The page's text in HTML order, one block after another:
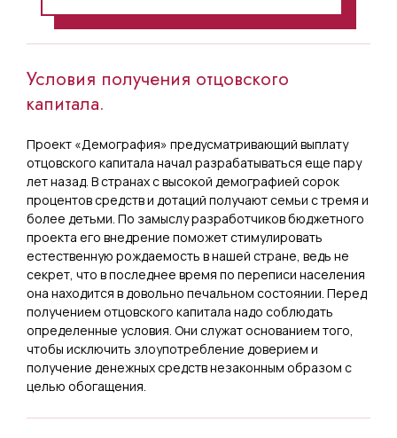
Условия получения отцовского
капитала.
Проект «Демография» предусматривающий выплату
отцовского капитала начал разрабатываться еще пару
лет назад. В странах с высокой демографией сорок
процентов средств и дотаций получают семьи с тремя и
более детьми. По замыслу разработчиков бюджетного
проекта его внедрение поможет стимулировать
естественную рождаемость в нашей стране, ведь не
секрет, что в последнее время по переписи населения
она находится в довольно печальном состоянии. Перед
получением отцовского капитала надо соблюдать
определенные условия. Они служат основанием того,
чтобы исключить злоупотребление доверием и
получение денежных средств незаконным образом с
целью обогащения.